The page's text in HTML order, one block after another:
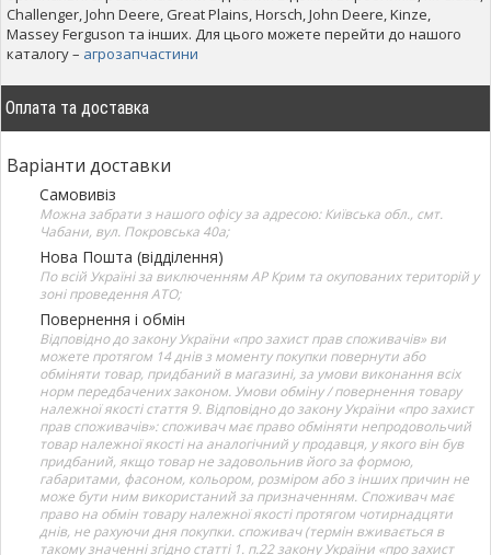
Challenger, John Deere, Great Plains, Horsch, John Deere, Kinze,
Massey Ferguson та інших. Для цього можете перейти до нашого
каталогу – агрозапчастини
Оплата та доставка
Варіанти доставки
Самовивіз
Можна забрати з нашого офісу за адресою: Київська обл., смт.
Чабани, вул. Покровська 40а;
Нова Пошта (відділення)
По всій Україні за виключенням АР Крим та окупованих територій у
зоні проведення АТО;
Повернення і обмін
Відповідно до закону України «про захист прав споживачів» ви
можете протягом 14 днів з моменту покупки повернути або
обміняти товар, придбаний в магазині, за умови виконання всіх
норм передбачених законом. Умови обміну / повернення товару
належної якості стаття 9. Відповідно до закону України «про захист
прав споживачів»: споживач має право обміняти непродовольчий
товар належної якості на аналогічний у продавця, у якого він був
придбаний, якщо товар не задовольнив його за формою,
габаритами, фасоном, кольором, розміром або з інших причин не
може бути ним використаний за призначенням. Споживач має
право на обмін товару належної якості протягом чотирнадцяти
днів, не рахуючи дня покупки. споживач (термін вживається в
такому значенні згідно статті 1. п.22 закону України «про захист